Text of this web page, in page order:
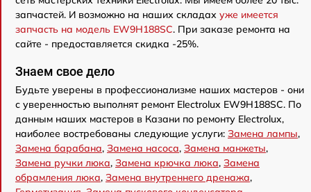
запчастей. И возможно на наших складах уже имеется
запчасть на модель EW9H188SC. При заказе ремонта на
сайте - предоставляется скидка -25%.
Знаем свое дело
Будьте уверены в профессионализме наших мастеров - они
с уверенностью выполнят ремонт Electrolux EW9H188SC. По
данным наших мастеров в Казани по ремонту Electrolux,
наиболее востребованы следующие услуги: Замена лампы,
Замена барабана, Замена насоса, Замена манжеты,
Замена ручки люка, Замена крючка люка, Замена
обрамления люка, Замена внутреннего дренажа,